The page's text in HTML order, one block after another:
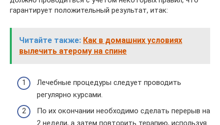
гарантирует положительный результат, итак:
Читайте также: Как в домашних условиях
вылечить атерому на спине
Лечебные процедуры следует проводить
регулярно курсами.
По их окончании необходимо сделать перерыв на
2 недели, а затем повторить терапию, используя